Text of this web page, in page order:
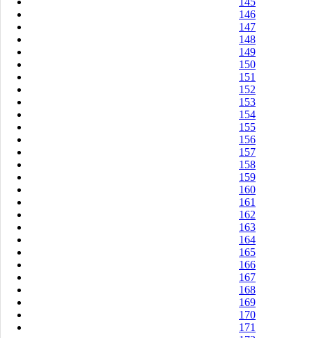
146
147
148
149
150
151
152
153
154
155
156
157
158
159
160
161
162
163
164
165
166
167
168
169
170
171